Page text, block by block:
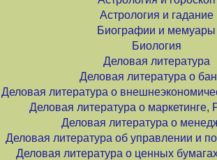
Астрология и гадание
Биографии и мемуары
Биология
Деловая литература
Деловая литература о
Деловая литература о
Деловая литература о маркетинге,
Деловая литература о
Деловая литература об управлении и
Деловая литература о ценных